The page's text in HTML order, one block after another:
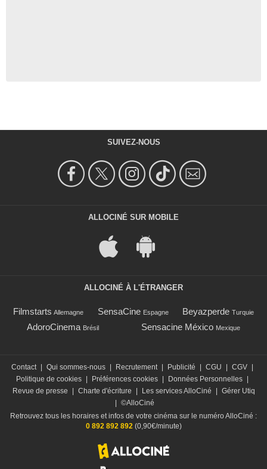
SUIVEZ-NOUS
ALLOCINÉ SUR MOBILE
ALLOCINÉ À L'ÉTRANGER
Filmstarts Allemagne SensaCine Espagne Beyazperde Turquie
AdoroCinema Brésil Sensacine México Mexique
Contact Qui sommes-nous Recrutement Publicité CGU CGV
Politique de cookies
Préférences cookies Données Personnelles
Revue de presse
Charte d'écriture Les services AlloCiné
Gérer Utiq
©AlloCiné
Retrouvez tous les horaires et infos de votre cinéma sur le numéro AlloCiné :
0 892 892 892(0,90€/minute)